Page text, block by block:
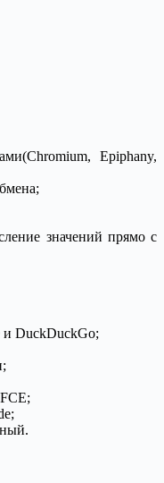
Epiphany,
значений прямо с
и DuckDuckGo;